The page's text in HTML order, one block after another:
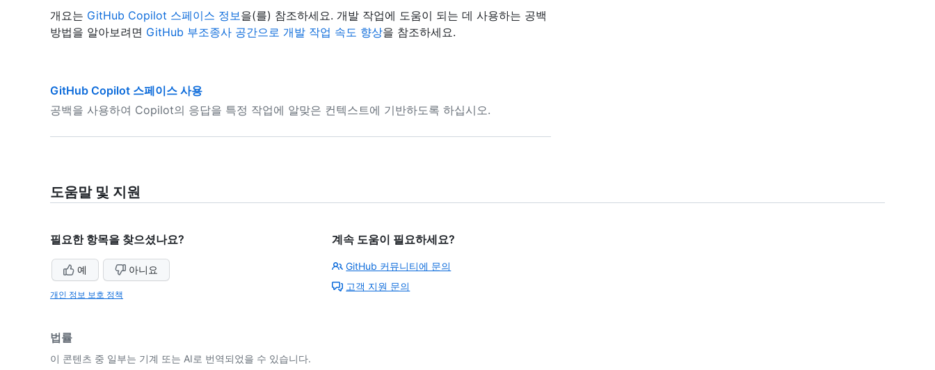
개요는 GitHub Copilot 스페이스 정보을(를) 참조하세요. 개발 작업에 도움이 되는 데 사용하는 공백
방법을 알아보려면 GitHub 부조종사 공간으로 개발 작업 속도 향상을 참조하세요.
GitHub Copilot 스페이스 사용
공백을 사용하여 Copilot의 응답을 특정 작업에 알맞은 컨텍스트에 기반하도록 하십시오.
도움말 및 지원
필요한 항목을 찾으셨나요?
예 아니요
개인 정보 보호 정책
계속 도움이 필요하세요?
GitHub 커뮤니티에 문의
고객 지원 문의
법률
이 콘텐츠 중 일부는 기계 또는 AI로 번역되었을 수 있습니다.